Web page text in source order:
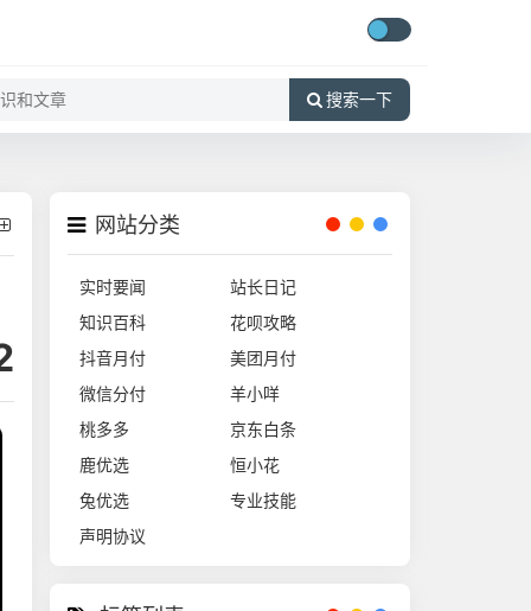
搜索一下
网站分类
实时要闻
站长日记
知识百科
花呗攻略
抖音月付
美团月付
微信分付
羊小咩
桃多多
京东白条
鹿优选
恒小花
兔优选
专业技能
声明协议